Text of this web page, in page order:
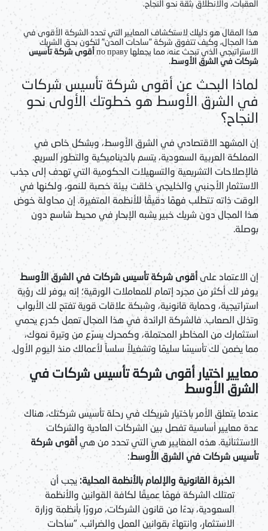
العقبات، والانطلاق بثقة نحو النجاح.
هذا المقال هو دليلك لاستكشاف المعايير التي تحدد الشركة الأقوى في
هذا المجال، وكيف تتفوق شركة "ساحات المدن" لتكون بحق الشريك
الاستراتيجي الذي تبحث عنه، مما يجعلها по праву
أقوى شركة تأسيس
شركات في الشرق الأوسط.
لماذا البحث عن أقوى شركة تأسيس شركات
في الشرق الأوسط هو خطوتك الأولى نحو
النجاح؟
إن المشهد الاقتصادي في الشرق الأوسط، وبشكل خاص في
المملكة العربية السعودية، يتسم بالديناميكية والتطور السريع.
فالإصلاحات التشريعية والتسهيلات الحكومية التي تهدف إلى جذب
الاستثمار الأجنبي والخليجي خلقت بيئة خصبة للنمو، ولكنها في
الوقت ذاته تتطلب فهمًا دقيقًا للأنظمة المتغيرة. إن محاولة خوض
هذا المجال دون شريك خبير يشبه الإبحار في محيط شاسع دون
بوصلة.
إن الاعتماد علىأقوى شركة تأسيس شركات في الشرق الأوسط
يوفر لك أكثر من مجرد إتمام للمعاملات الورقية؛ إنه يوفر لك رؤية
استراتيجية، وحماية قانونية، وشبكة علاقات قوية تفتح لك الأبواب
وتذلل الصعاب. فالشركة الرائدة في هذا المجال تعمل كدرع يحمي
استثمارك من المخاطر المحتملة، وكمحرك يسرّع من وتيرة نموك،
مما يضمن لك تأسيسًا سليمًا وتشغيلاً سلساً لأعمالك منذ اليوم الأول.
معايير اختيار أقوى شركة تأسيس شركات في
الشرق الأوسط
عندما يتعلق الأمر باختيار شريكك في رحلة تأسيس شركتك، هناك
عدة معايير أساسية تفصل بين الشركات العادية والشركات
الاستثنائية. هذه المعايير هي التي تحدد من هي أقوى شركة
تأسيس شركات في الشرق الأوسط:
الخبرة القانونية والإلمام بالأنظمة المحلية: يجب أن
تمتلك الشركة فهمًا عميقًا لكافة القوانين والأنظمة
السعودية، بدءًا من قانون الشركات، مرورًا بأنظمة وزارة
الاستثمار، وانتهاءً بقوانين العمل والضرائب. "ساحات